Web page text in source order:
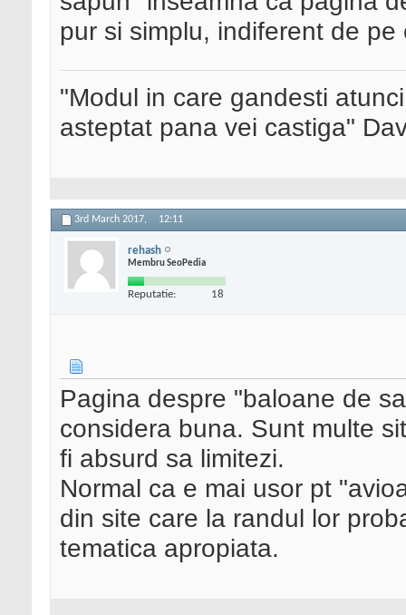
pur si simplu, indiferent de
"Modul in care gandesti
asteptat pana vei castiga"
3rd March 2017, 12:11
rehash
Membru SeoPedia
Reputatie: 18
Pagina despre "baloane de
considera buna. Sunt multe
fi absurd sa limitezi.
Normal ca e mai usor pt
din site care la randul lor
tematica apropiata.